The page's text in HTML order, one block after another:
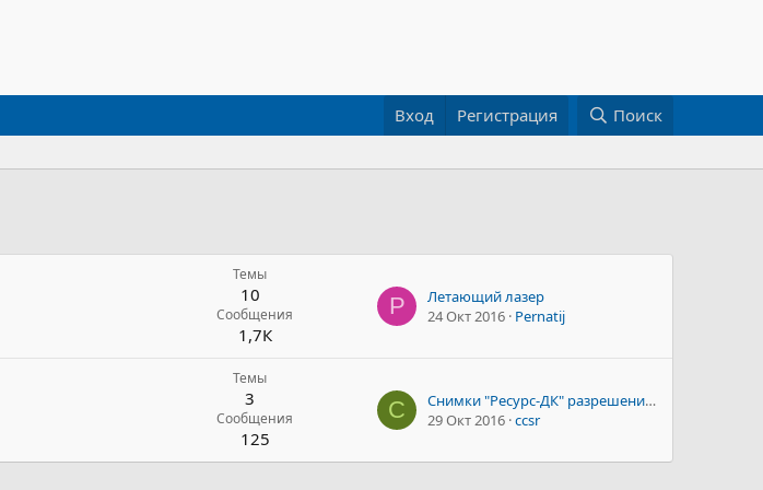
Вход Регистрация Поиск
Темы
10
Сообщения
1,7К
P
Летающий лазер
24 Окт 2016 Pernatij
Темы
3
Сообщения
125
C
Cнимки "Ресурс-ДК" разрешением 1 м открыты для российских пользователей
29 Окт 2016 ccsr